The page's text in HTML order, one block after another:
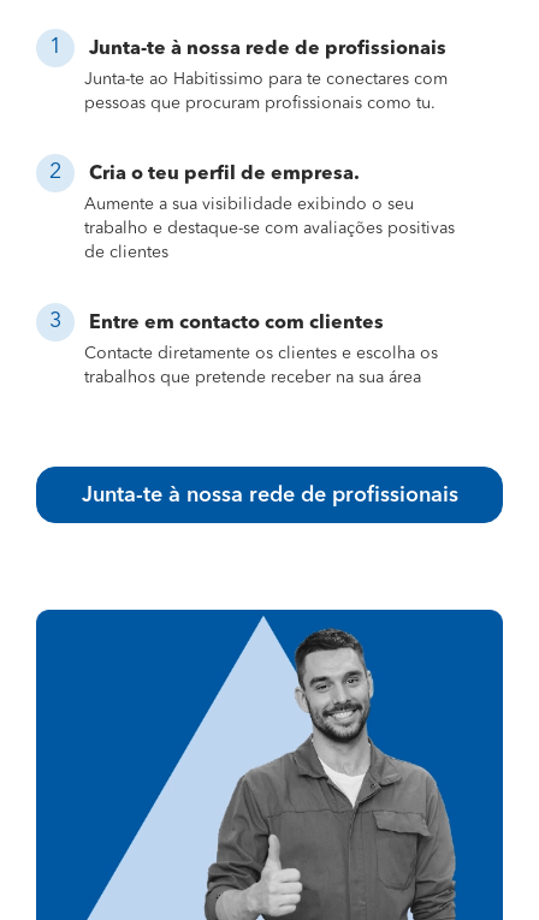
Junta-te à nossa rede de profissionais
Junta-te ao Habitissimo para te conectares com
pessoas que procuram profissionais como tu.
Cria o teu perfil de empresa.
Aumente a sua visibilidade exibindo o seu
trabalho e destaque-se com avaliações positivas
de clientes
Entre em contacto com clientes
Contacte diretamente os clientes e escolha os
trabalhos que pretende receber na sua área
Junta-te à nossa rede de profissionais